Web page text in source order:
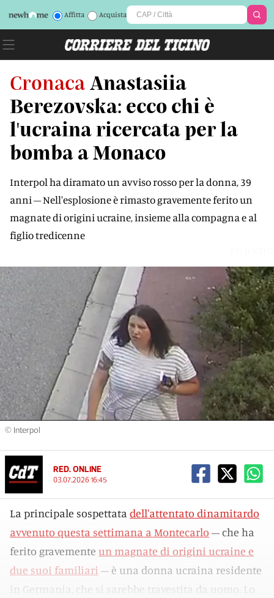
Affitta Acquista
Cronaca Anastasiia
Berezovska: ecco chi è
l'ucraina ricercata per la
bomba a Monaco
Interpol ha diramato un avviso rosso per la donna, 39
anni – Nell'esplosione è rimasto gravemente ferito un
magnate di origini ucraine, insieme alla compagna e al
figlio tredicenne
© Interpol
RED. ONLINE
03.07.2026 16:45
La principale sospettata dell'attentato dinamitardo
avvenuto questa settimana a Montecarlo – che ha
ferito gravemente un magnate di origini ucraine e
due suoi familiari – è una donna ucraina residente
in Germania, che si sarebbe travestita da uomo. Lo